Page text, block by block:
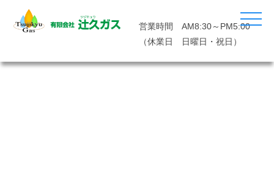
営業時間 AM8:30～PM5:00
（休業日 日曜日・祝日）